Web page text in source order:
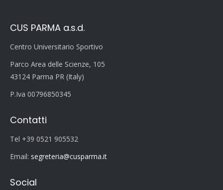
CUS PARMA a.s.d.
Centro Universitario Sportivo
Parco Area delle Scienze, 105
43124 Parma PR (Italy)
P.Iva 00796850345
Contatti
Tel +39 0521 905532
Email: segreteria@cusparma.it
Social